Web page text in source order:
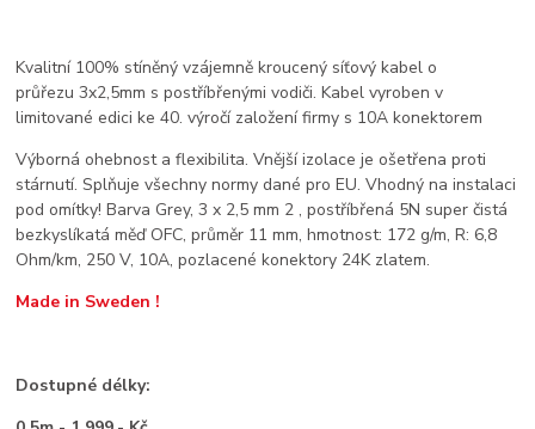
Kvalitní 100% stíněný vzájemně kroucený síťový kabel o
průřezu 3x2,5mm s postříbřenými vodiči. Kabel vyroben v
limitované edici ke 40. výročí založení firmy s 10A konektorem
Výborná ohebnost a flexibilita. Vnější izolace je ošetřena proti
stárnutí. Splňuje všechny normy dané pro EU. Vhodný na instalaci
pod omítky! Barva Grey, 3 x 2,5 mm 2 , postříbřená 5N super čistá
bezkyslíkatá měď OFC, průměr 11 mm, hmotnost: 172 g/m, R: 6,8
Ohm/km, 250 V, 10A, pozlacené konektory 24K zlatem.
Made in Sweden !
Dostupné délky: